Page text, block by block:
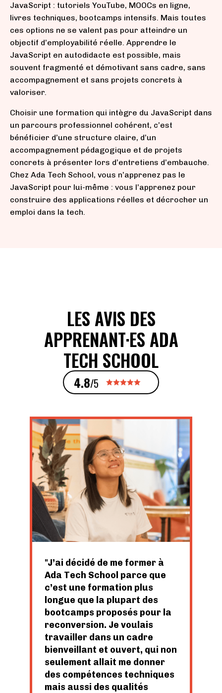
JavaScript : tutoriels YouTube, MOOCs en ligne,
livres techniques, bootcamps intensifs. Mais toutes
ces options ne se valent pas pour atteindre un
objectif d’employabilité réelle. Apprendre le
JavaScript en autodidacte est possible, mais
souvent fragmenté et démotivant sans cadre, sans
accompagnement et sans projets concrets à
valoriser.
Choisir une formation qui intègre du JavaScript dans
un parcours professionnel cohérent, c’est
bénéficier d’une structure claire, d’un
accompagnement pédagogique et de projets
concrets à présenter lors d’entretiens d’embauche.
Chez Ada Tech School, vous n’apprenez pas le
JavaScript pour lui-même : vous l’apprenez pour
construire des applications réelles et décrocher un
emploi dans la tech.
LES AVIS DES
APPRENANT·ES ADA
TECH SCHOOL
4.8/5
J’ai décidé de me former à
Ada Tech School parce que
c’est une formation plus
longue que la plupart des
bootcamps proposés pour la
reconversion. Je voulais
travailler dans un cadre
bienveillant et ouvert, qui non
seulement allait me donner
des compétences techniques
mais aussi des qualités